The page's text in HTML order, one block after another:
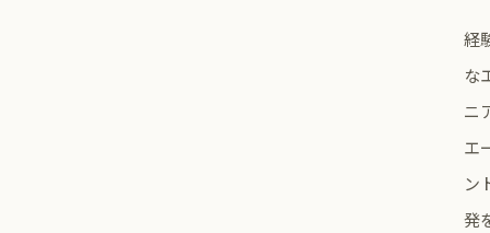
経
な
ニ
エ
ン
発